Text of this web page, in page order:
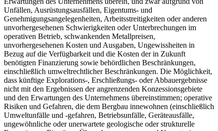
Unfällen, Ausrüstungsausfällen, Eigentums- und
Genehmigungsangelegenheiten, Arbeitsstreitigkeiten oder anderen
unvorhergesehenen Schwierigkeiten oder Unterbrechungen im
operativen Betrieb, schwankenden Metallpreisen,
unvorhergesehenen Kosten und Ausgaben, Ungewissheiten in
Bezug auf die Verfügbarkeit und die Kosten der in Zukunft
benötigten Finanzierung sowie behördlichen Beschränkungen,
einschließlich umweltrechtlicher Beschränkungen. Die Möglichkeit,
dass künftige Explorations-, Erschließungs- oder Abbauergebnisse
nicht mit den Ergebnissen der angrenzenden Konzessionsgebiete
und den Erwartungen des Unternehmens übereinstimmen; operative
Risiken und Gefahren, die dem Bergbau innewohnen (einschließlich
Umweltunfälle und -gefahren, Betriebsunfälle, Geräteausfälle,
ungewöhnliche oder unerwartete geologische oder strukturelle